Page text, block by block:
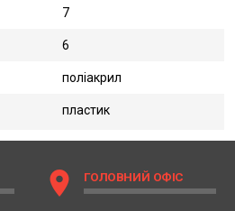
7
6
поліакрил
пластик
location_on ГОЛОВНИЙ ОФІС